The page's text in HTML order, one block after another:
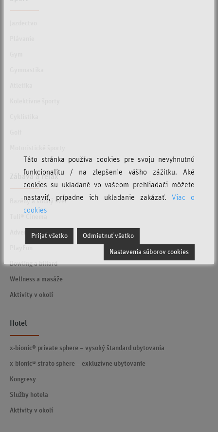
Zábava a relax
Bazény a vodný svet
AdventureLand
Bowling a biliard
Wellness a masáže
Aktivity v okolí
Hotel
x-bionic® private sphere – vysoký štandard ubytovania
x-bionic® strato sphere – exkluzívne ubytovanie
Kongresy
Služby hotela
Aktivity v okolí
Táto stránka používa cookies pre svoju nevyhnutnú
funkcionalitu / na zlepšenie vášho zážitku. Aké
cookies su ukladané vo vašeom prehliadači môžete
nastaviť, prípadne ich ukladanie zakázať. Viac o
cookies
Prijať všetko Odmietnuť všetko
Nastavenia súborov cookies